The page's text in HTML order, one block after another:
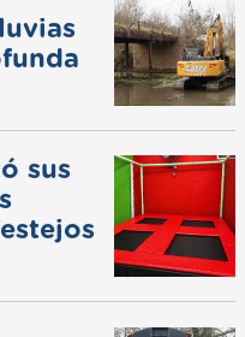
sus